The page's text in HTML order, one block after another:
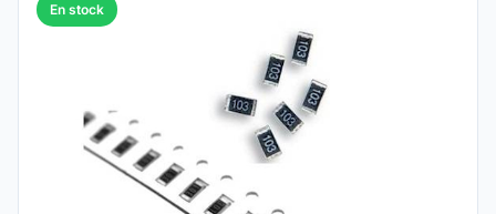
En stock